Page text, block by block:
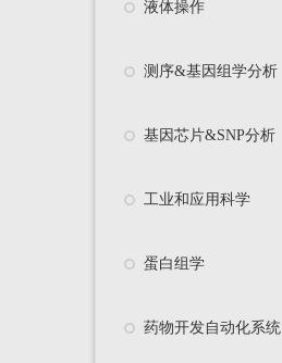
液体操作
测序&基因组学分析
基因芯片&SNP分析
工业和应用科学
蛋白组学
药物开发自动化系统